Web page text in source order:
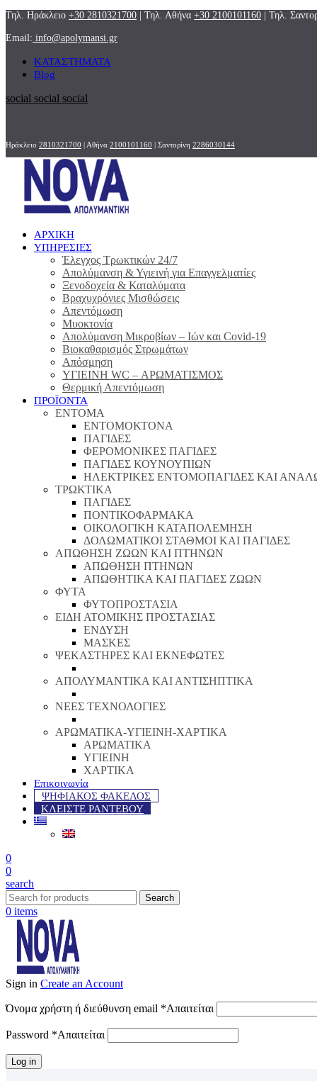
Τηλ. Ηράκλειο +30 2810321700 | Τηλ. Αθήνα +30 2100101160 | Τηλ.
Email: info@apolymansi.gr
ΚΑΤΑΣΤΗΜΑΤΑ
Blog
social social social
Ηράκλειο 2810321700 | Αθήνα 2100101160 | Σαντορίνη 2286030144
ΑΡΧΙΚΗ
ΥΠΗΡΕΣΙΕΣ
Έλεγχος Τρωκτικών 24/7
Απολύμανση & Υγιεινή για Επαγγελματίες
Ξενοδοχεία & Καταλύματα
Βραχυχρόνιες Μισθώσεις
Απεντόμωση
Μυοκτονία
Απολύμανση Μικροβίων – Ιών και Covid-19
Βιοκαθαρισμός Στρωμάτων
Απόσμηση
ΥΓΙΕΙΝΗ WC – ΑΡΩΜΑΤΙΣΜΟΣ
Θερμική Απεντόμωση
ΠΡΟΪΟΝΤΑ
ΕΝΤΟΜΑ
ΕΝΤΟΜΟΚΤΟΝΑ
ΠΑΓΙΔΕΣ
ΦΕΡΟΜΟΝΙΚΕΣ ΠΑΓΙΔΕΣ
ΠΑΓΙΔΕΣ ΚΟΥΝΟΥΠΙΩΝ
ΗΛΕΚΤΡΙΚΕΣ ΕΝΤΟΜΟΠΑΓΙΔΕΣ ΚΑΙ
ΤΡΩΚΤΙΚΑ
ΠΑΓΙΔΕΣ
ΠΟΝΤΙΚΟΦΑΡΜΑΚΑ
ΟΙΚΟΛΟΓΙΚΗ ΚΑΤΑΠΟΛΕΜΗΣΗ
ΔΟΛΩΜΑΤΙΚΟΙ ΣΤΑΘΜΟΙ ΚΑΙ ΠΑΓΙΔΕΣ
ΑΠΩΘΗΣΗ ΖΩΩΝ ΚΑΙ ΠΤΗΝΩΝ
ΑΠΩΘΗΣΗ ΠΤΗΝΩΝ
ΑΠΩΘΗΤΙΚΑ ΚΑΙ ΠΑΓΙΔΕΣ ΖΩΩΝ
ΦΥΤΑ
ΦΥΤΟΠΡΟΣΤΑΣΙΑ
ΕΙΔΗ ΑΤΟΜΙΚΗΣ ΠΡΟΣΤΑΣΙΑΣ
ΕΝΔΥΣΗ
ΜΑΣΚΕΣ
ΨΕΚΑΣΤΗΡΕΣ ΚΑΙ ΕΚΝΕΦΩΤΕΣ
ΑΠΟΛΥΜΑΝΤΙΚΑ ΚΑΙ ΑΝΤΙΣΗΠΤΙΚΑ
ΝΕΕΣ ΤΕΧΝΟΛΟΓΙΕΣ
ΑΡΩΜΑΤΙΚΑ-ΥΓΙΕΙΝΗ-ΧΑΡΤΙΚΑ
ΑΡΩΜΑΤΙΚΑ
ΥΓΙΕΙΝΗ
ΧΑΡΤΙΚΑ
Επικοινωνία
ΨΗΦΙΑΚΟΣ ΦΑΚΕΛΟΣ
ΚΛΕΙΣΤΕ ΡΑΝΤΕΒΟΥ
0
0
search
Search
0 items
Sign in Create an Account
Όνομα χρήστη ή διεύθυνση email *Απαιτείται
Password *Απαιτείται
Log in